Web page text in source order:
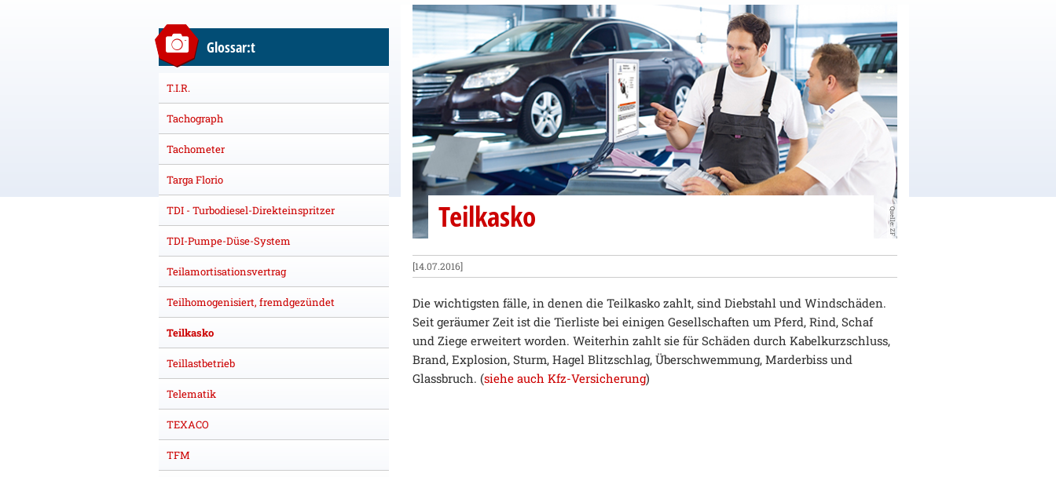
Quelle: ZF
Teilkasko
[14.07.2016]
Die wichtigsten fälle, in denen die Teilkasko zahlt, sind Diebstahl und Windschäden.
Seit geräumer Zeit ist die Tierliste bei einigen Gesellschaften um Pferd, Rind, Schaf
und Ziege erweitert worden. Weiterhin zahlt sie für Schäden durch Kabelkurzschluss,
Brand, Explosion, Sturm, Hagel Blitzschlag, Überschwemmung, Marderbiss und
Glassbruch. (siehe auch Kfz-Versicherung)
Glossar:t
T.I.R.
Tachograph
Tachometer
Targa Florio
TDI - Turbodiesel-Direkteinspritzer
TDI-Pumpe-Düse-System
Teilamortisationsvertrag
Teilhomogenisiert, fremdgezündet
Teilkasko
Teillastbetrieb
Telematik
TEXACO
TFM